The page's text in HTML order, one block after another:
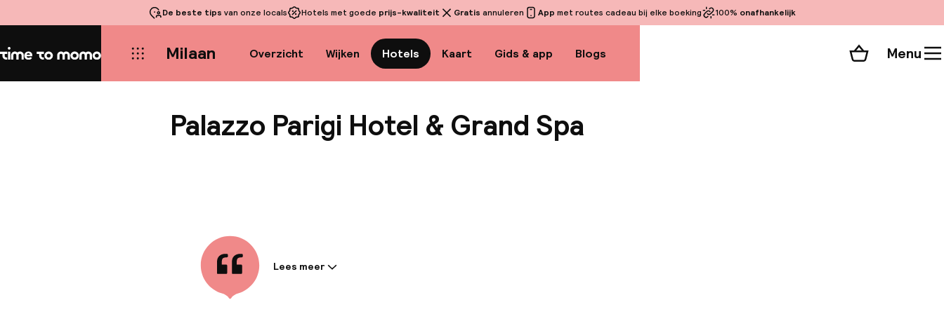
De beste tips van onze locals Hotels met goede prijs-kwaliteit Gratis annuleren App met routes cadeau bij elke boeking 100% onafhankelijk
Home Milaan Overzicht Wijken Hotels Kaart Gids & app Blogs Winkelmand
Menu
Palazzo Parigi Hotel & Grand Spa
Informatie gedeeld door de accommodatie:
Lees meer